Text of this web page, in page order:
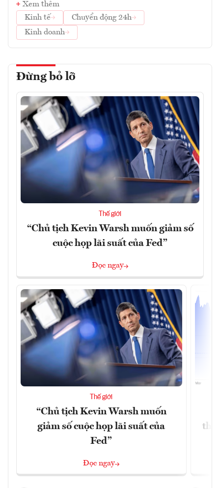
Xem thêm
Kinh tế
Chuyển động 24h
Kinh doanh
Đừng bỏ lỡ
Thế giới
“Chủ tịch Kevin Warsh muốn giảm số
cuộc họp lãi suất của Fed”
Đọc ngay
Thế giới
“Chủ tịch Kevin Warsh muốn
giảm số cuộc họp lãi suất của
Fed”
Đọc ngay